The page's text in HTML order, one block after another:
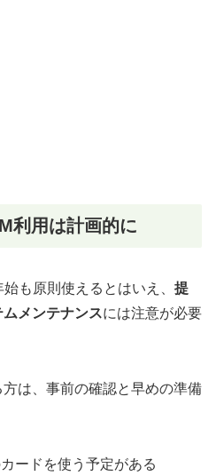
利用は計画的に
も原則使えるとはいえ、 提
ムメンテナンスには注意が必要
は、事前の確認と早めの準備
ードを使う予定がある